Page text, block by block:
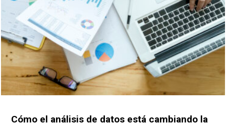
SOBRE
Cómo el análisis de datos está cambiando la